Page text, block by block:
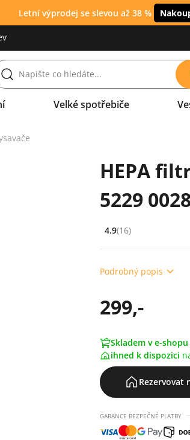
Letní výprodej se slevou až 38 %
Velké spotřebiče
HEPA
5229
Hodnocení: 4.9 z 5 (16
4.9(16)
Podrobný popis
299,-
Skladem v e-shopu
ihned k dispozici
Rezervovat
GARANCE BEZPEČNÉ PLATBY